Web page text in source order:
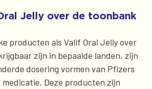
Jelly over de toonbank
producten als Valif Oral Jelly over
zijn in bepaalde landen, zijn
dosering vormen van Pfizers
medicatie. Deze producten zijn